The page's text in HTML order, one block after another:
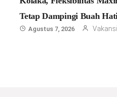
Tetap Dampingi Buah
Agustus 7, 2026